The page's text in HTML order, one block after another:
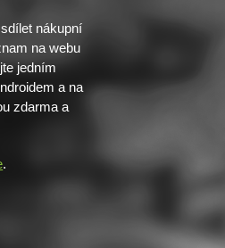
nákupní
na webu
jedním
a na
zdarma a
.